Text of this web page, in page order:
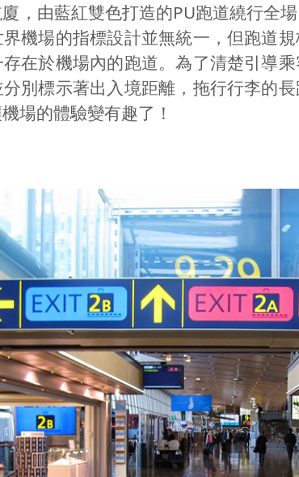
，由藍紅雙色打造的PU跑道繞行全
機場的指標設計並無統一，但跑道
在於機場內的跑道。為了清楚引導
別標示著出入境距離，拖行行李的
場的體驗變有趣了！